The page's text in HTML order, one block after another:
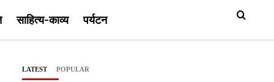
साहित्य-काव्य पर्यटन
LATEST POPULAR